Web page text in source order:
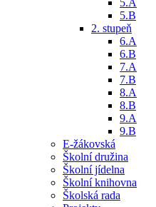
5.A
5.B
2. stupeň
6.A
6.B
7.A
7.B
8.A
8.B
9.A
9.B
E-žákovská
Školní družina
Školní jídelna
Školní knihovna
Školská rada